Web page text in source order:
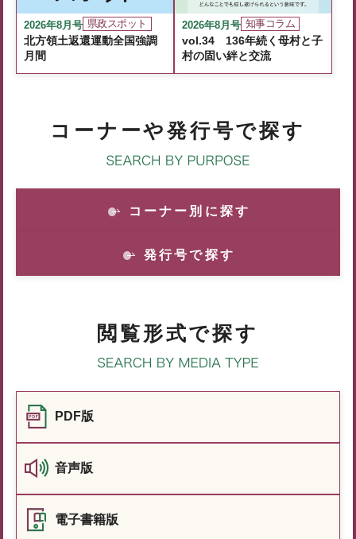
2026年8月号 県政スポット
北方領土返還運動全国強調
月間
2026年8月号 知事コラム
vol.34 136年続く母村と子
村の固い絆と交流
コーナーや発行号で探す
コーナー別に探す
発行号で探す
閲覧形式で探す
PDF版
音声版
電子書籍版